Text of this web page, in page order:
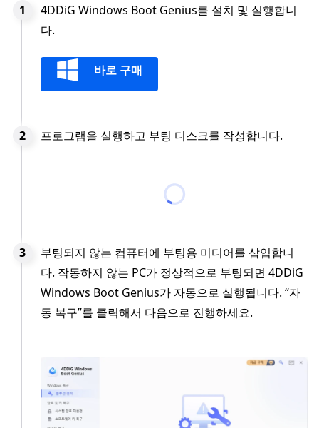
4DDiG Windows Boot Genius를 설치 및 실행합니
다.
바로 구매
프로그램을 실행하고 부팅 디스크를 작성합니다.
부팅되지 않는 컴퓨터에 부팅용 미디어를 삽입합니
다. 작동하지 않는 PC가 정상적으로 부팅되면 4DDiG
Windows Boot Genius가 자동으로 실행됩니다. “자
동 복구”를 클릭해서 다음으로 진행하세요.